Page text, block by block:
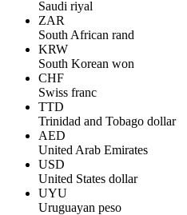
Saudi riyal
ZAR
South African rand
KRW
South Korean won
CHF
Swiss franc
TTD
Trinidad and Tobago dollar
AED
United Arab Emirates
USD
United States dollar
UYU
Uruguayan peso